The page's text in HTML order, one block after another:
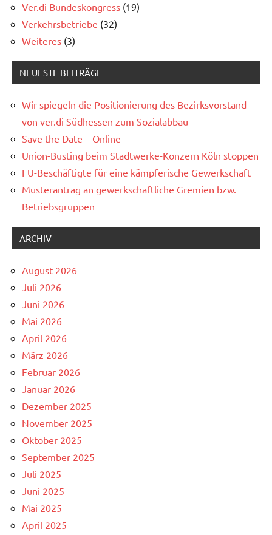
Ver.di Bundeskongress (19)
Verkehrsbetriebe (32)
Weiteres (3)
NEUESTE BEITRÄGE
Wir spiegeln die Positionierung des Bezirksvorstand
von ver.di Südhessen zum Sozialabbau
Save the Date – Online
Union-Busting beim Stadtwerke-Konzern Köln stoppen
FU-Beschäftigte für eine kämpferische Gewerkschaft
Musterantrag an gewerkschaftliche Gremien bzw.
Betriebsgruppen
ARCHIV
August 2026
Juli 2026
Juni 2026
Mai 2026
April 2026
März 2026
Februar 2026
Januar 2026
Dezember 2025
November 2025
Oktober 2025
September 2025
Juli 2025
Juni 2025
Mai 2025
April 2025